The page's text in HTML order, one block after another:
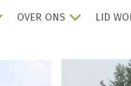
OVER ONS LID